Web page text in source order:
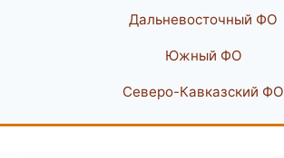
Дальневосточный ФО
Южный ФО
Северо-Кавказский ФО